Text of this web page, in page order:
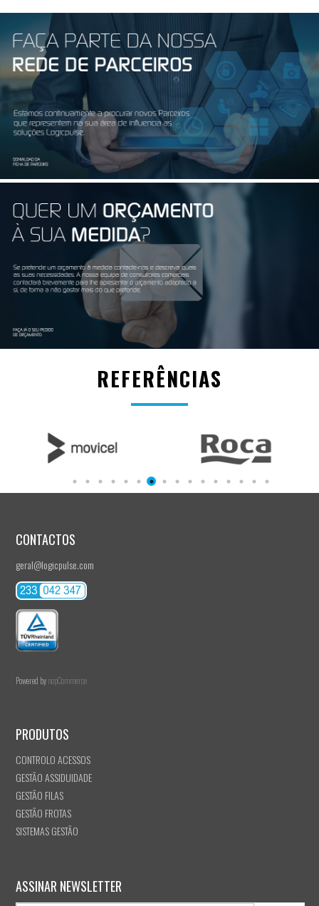
REFERÊNCIAS
CONTACTOS
geral@logicpulse.com
Powered bynopCommerce
PRODUTOS
CONTROLO ACESSOS
GESTÃO ASSIDUIDADE
GESTÃO FILAS
GESTÃO FROTAS
SISTEMAS GESTÃO
ASSINAR NEWSLETTER